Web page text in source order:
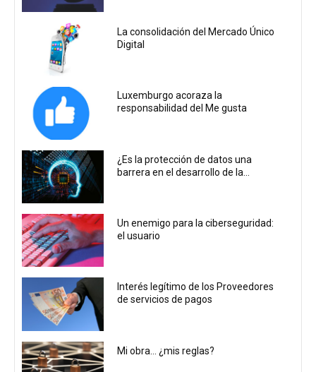
La consolidación del Mercado Único
Digital
Luxemburgo acoraza la
responsabilidad del Me gusta
¿Es la protección de datos una
barrera en el desarrollo de la...
Un enemigo para la ciberseguridad:
el usuario
Interés legítimo de los Proveedores
de servicios de pagos
Mi obra… ¿mis reglas?